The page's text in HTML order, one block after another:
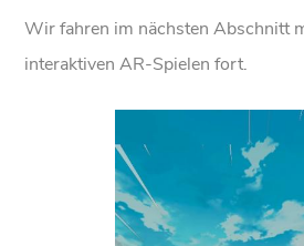
Wir fahren im nächsten Abschnitt
interaktiven AR-Spielen fort.